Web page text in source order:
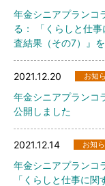
年金シニアプランコ
る： 「くらしと仕
査結果（その7）』
2021.12.20 お知
年金シニアプランコ
公開しました
2021.12.14 お知
年金シニアプランコ
「くらしと仕事に